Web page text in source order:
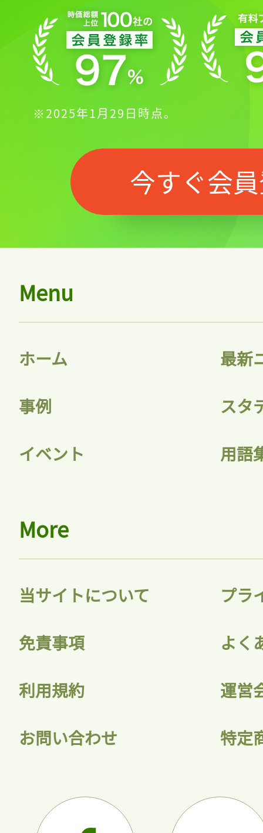
※2025年1月29日時点。
今すぐ会
Menu
ホーム 最新
事例 スタ
イベント 用語
More
当サイトについて プラ
免責事項 よく
利用規約 運営
お問い合わせ 特定